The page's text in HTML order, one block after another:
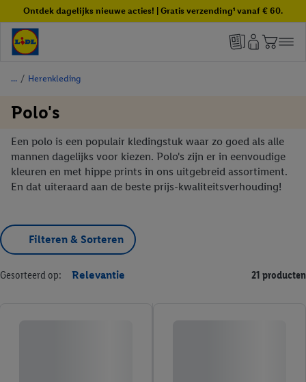
Ontdek dagelijks nieuwe acties! | Gratis verzending¹ vanaf € 60.
/ Herenkleding
Polo's
Een polo is een populair kledingstuk waar zo goed als alle
mannen dagelijks voor kiezen. Polo's zijn er in eenvoudige
kleuren en met hippe prints in ons uitgebreid assortiment.
En dat uiteraard aan de beste prijs-kwaliteitsverhouding!
Filteren & Sorteren
Gesorteerd op: Relevantie 21 producten